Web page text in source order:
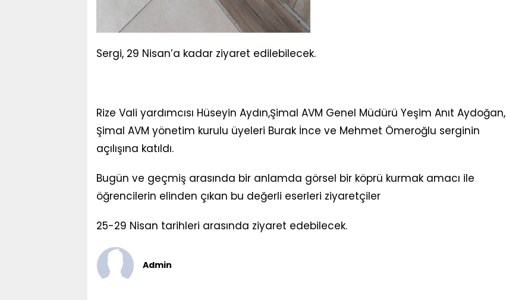
Sergi, 29 Nisan’a kadar ziyaret edilebilecek.
Rize Vali yardımcısı Hüseyin Aydın,Şimal AVM Genel Müdürü Yeşim Anıt Aydoğan,
Şimal AVM yönetim kurulu üyeleri Burak İnce ve Mehmet Ömeroğlu serginin
açılışına katıldı.
Bugün ve geçmiş arasında bir anlamda görsel bir köprü kurmak amacı ile
öğrencilerin elinden çıkan bu değerli eserleri ziyaretçiler
25-29 Nisan tarihleri arasında ziyaret edebilecek.
Admin